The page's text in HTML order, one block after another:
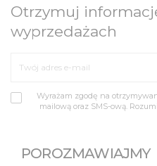
Otrzymuj
wyprzedażach
Wyrażam zgodę na
mailową oraz SMS-ową.
POROZMAWIAJMY